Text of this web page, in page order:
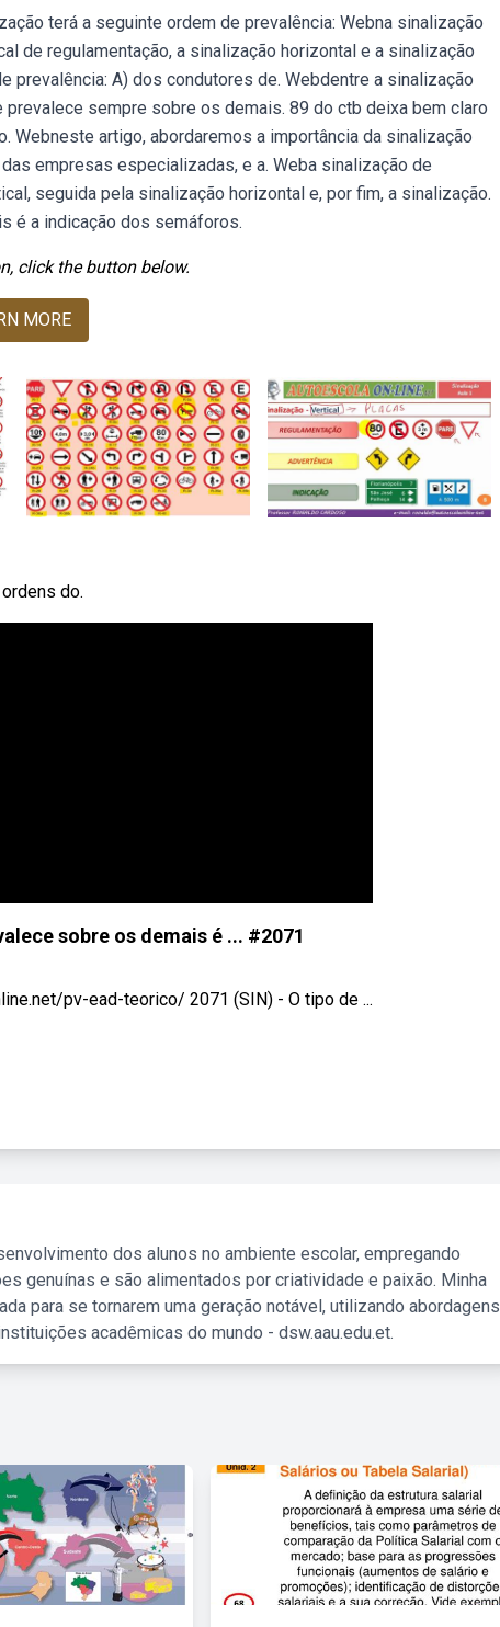
terá a seguinte ordem de prevalência: Webna sinalização
de regulamentação, a sinalização horizontal e a sinalização
A) dos condutores de. Webdentre a sinalização
sempre sobre os demais. 89 do ctb deixa bem claro
artigo, abordaremos a importância da sinalização
empresas especializadas, e a. Weba sinalização de
seguida pela sinalização horizontal e, por fim, a sinalização.
é a indicação dos semáforos.
click the button below.
MORE
do.
sobre os demais é ... #2071
pv-ead-teorico/ 2071 (SIN) - O tipo de ...
dos alunos no ambiente escolar, empregando
genuínas e são alimentados por criatividade e paixão. Minha
para se tornarem uma geração notável, utilizando abordagens
acadêmicas do mundo - dsw.aau.edu.et.